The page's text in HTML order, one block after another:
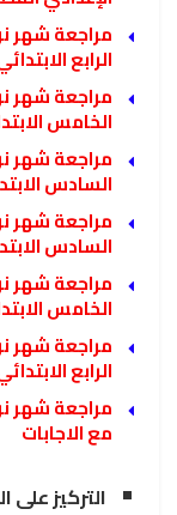
الرابع
الخامس
السادس
السادس
الخامس
الرابع
مع الاجابات
التركيز